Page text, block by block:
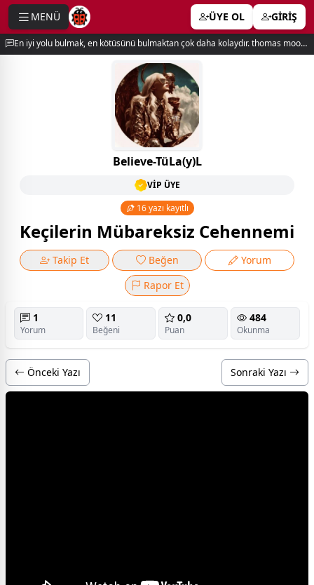
MENÜ ÜYE OL GİRİŞ
En iyi yolu bulmak, en kötüsünü bulmaktan çok daha kolaydır. thomas moore
Believe-TüLa(y)L
VİP ÜYE
16 yazı kayıtlı
Keçilerin Mübareksiz Cehennemi
Takip Et Beğen
Yorum
Rapor Et
1
Yorum
11
Beğeni
0,0
Puan
484
Okunma
Önceki Yazı Sonraki Yazı
menu